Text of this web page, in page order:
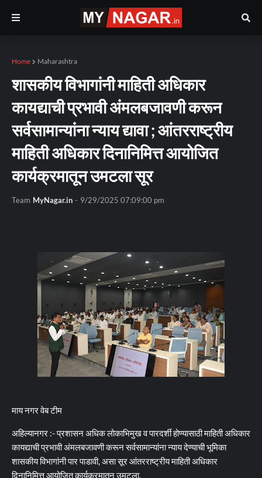
Home Maharashtra
शासकीय विभागांनी माहिती अधिकार
कायद्याची प्रभावी अंमलबजावणी करून
सर्वसामान्यांना न्याय द्यावा ; आंतरराष्ट्रीय
माहिती अधिकार दिनानिमित्त आयोजित
कार्यक्रमातून उमटला सूर
Team MyNagar.in - 9/29/2025 07:09:00 pm
माय नगर वेब टीम
अहिल्यानगर :- प्रशासन अधिक लोकाभिमुख व पारदर्शी होण्यासाठी माहिती अधिकार
कायद्याची प्रभावी अंमलबजावणी करून सर्वसामान्यांना न्याय देण्याची भूमिका
शासकीय विभागांनी पार पाडावी, असा सूर आंतरराष्ट्रीय माहिती अधिकार
दिनानिमित्त आयोजित कार्यक्रमातून उमटला.